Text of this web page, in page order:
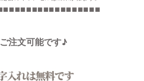
注文可能です♪